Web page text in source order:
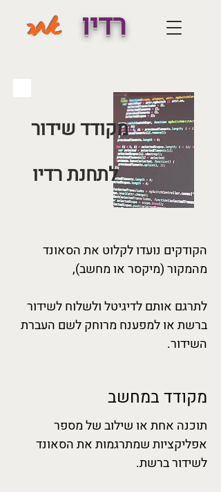
רדיו אחר
מקודד שידור
לתחנת רדיו
הקודקים נועדו לקלוט את הסאונד
מהמקור (מיקסר או מחשב),
לתרגם אותם לדיגיטל ולשלוח לשידור
ברשת או למפענח מרוחק לשם העברת
השידור.
​מקודד במחשב
תוכנה אחת או שילוב של מספר
אפליקציות שמתרגמות את הסאונד
לשידור ברשת.